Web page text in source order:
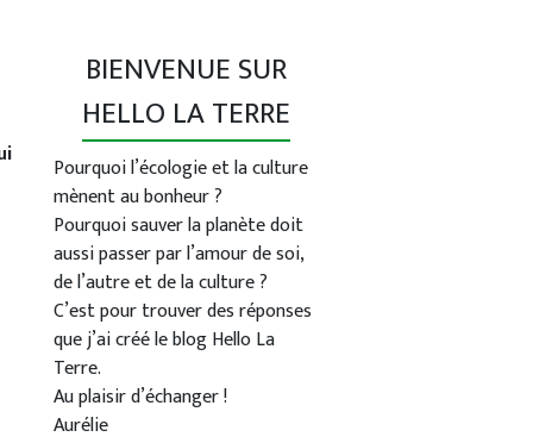
BIENVENUE SUR
HELLO LA TERRE
Pourquoi l’écologie et la culture
mènent au bonheur ?
Pourquoi sauver la planète doit
aussi passer par l’amour de soi,
de l’autre et de la culture ?
C’est pour trouver des réponses
que j’ai créé le blog Hello La
Terre.
Au plaisir d’échanger !
Aurélie